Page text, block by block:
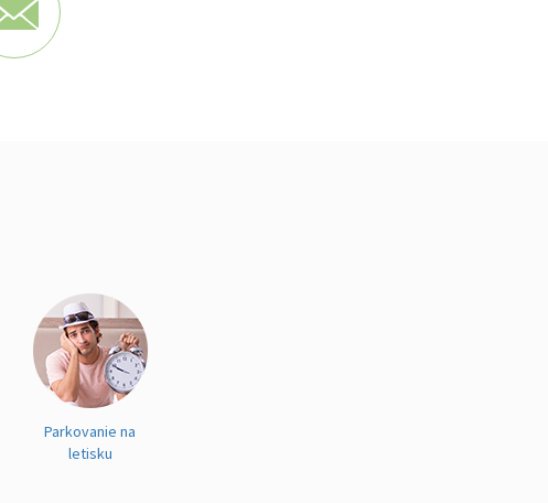
Parkovanie na
letisku